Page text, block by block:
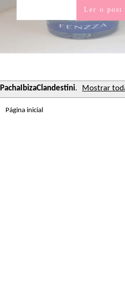
PachaIbizaClandestini. Mostrar
Página inicial